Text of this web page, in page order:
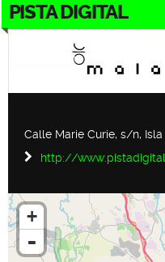
PISTA DIGITAL
Calle Marie Curie, s/n,
http://
+
-